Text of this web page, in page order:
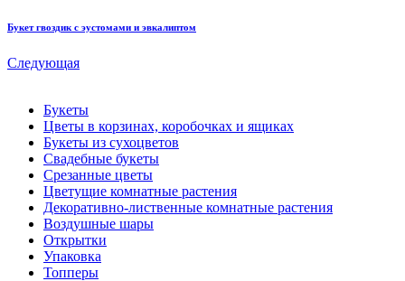
Букет гвоздик с эустомами и эвкалиптом
Следующая
Букеты
Цветы в корзинах, коробочках и ящиках
Букеты из сухоцветов
Свадебные букеты
Срезанные цветы
Цветущие комнатные растения
Декоративно-лиственные комнатные растения
Воздушные шары
Открытки
Упаковка
Топперы